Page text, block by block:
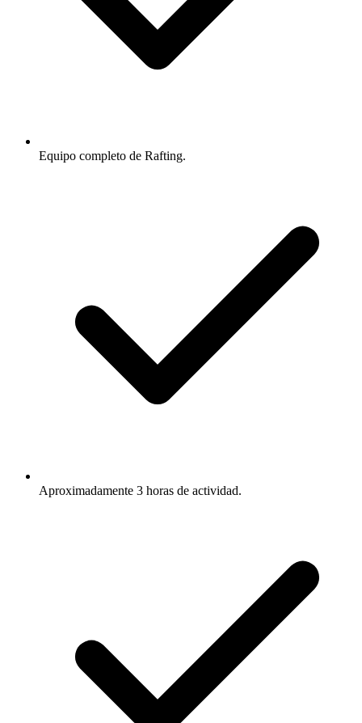
Equipo completo de Rafting.
Aproximadamente 3 horas de actividad.